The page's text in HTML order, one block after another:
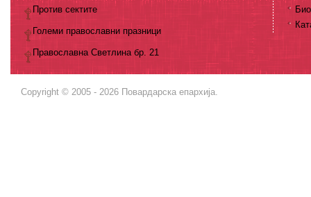
Против сектите
Големи православни празници
Православна Светлина бр. 21
Copyright © 2005 - 2026 Повардарска епархија.